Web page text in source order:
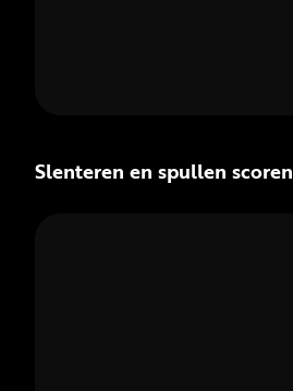
Slenteren en spullen scoren